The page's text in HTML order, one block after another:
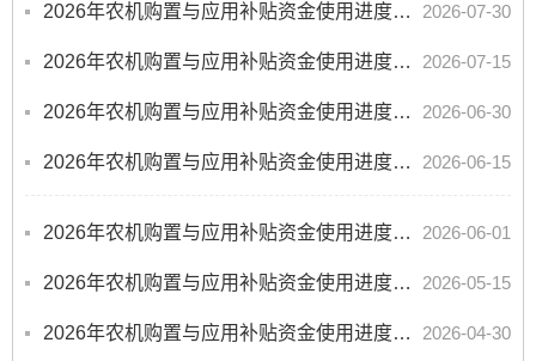
2026年农机购置与应用补贴资金使用进度（07.30） 2026-07-30
2026年农机购置与应用补贴资金使用进度（07.15） 2026-07-15
2026年农机购置与应用补贴资金使用进度（06.30） 2026-06-30
2026年农机购置与应用补贴资金使用进度（06.15） 2026-06-15
2026年农机购置与应用补贴资金使用进度（05.31） 2026-06-01
2026年农机购置与应用补贴资金使用进度（05.15） 2026-05-15
2026年农机购置与应用补贴资金使用进度（04.30） 2026-04-30